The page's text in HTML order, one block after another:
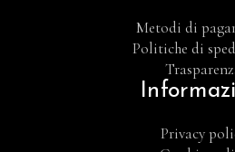
Metodi di
Politiche di
Privacy